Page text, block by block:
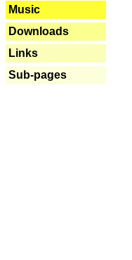
Music
Downloads
Links
Sub-pages